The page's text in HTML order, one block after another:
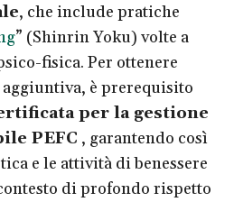
, che include pratiche
” (Shinrin Yoku) volte a
fisica. Per ottenere
è prerequisito
per la gestione
PEFC , garantendo così
e le attività di benessere
di profondo rispetto